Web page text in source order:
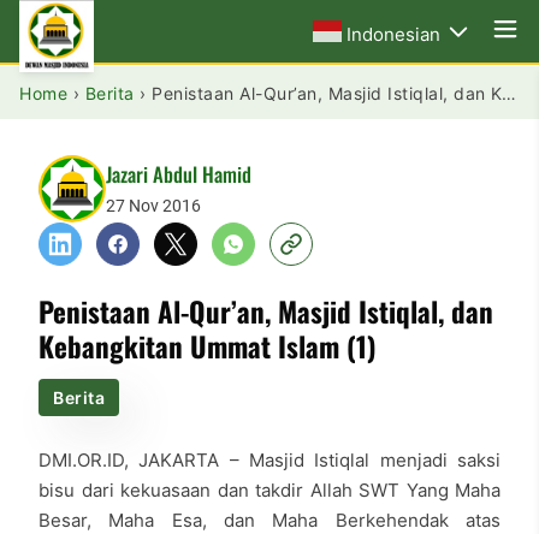
Indonesian
Home › Berita › Penistaan Al-Qur’an, Masjid Istiqlal, dan Kebangkitan Ummat Islam (1)
Jazari Abdul Hamid
27 Nov 2016
Penistaan Al-Qur’an, Masjid Istiqlal, dan
Kebangkitan Ummat Islam (1)
Berita
DMI.OR.ID, JAKARTA – Masjid Istiqlal menjadi saksi
bisu dari kekuasaan dan takdir Allah SWT Yang Maha
Besar, Maha Esa, dan Maha Berkehendak atas